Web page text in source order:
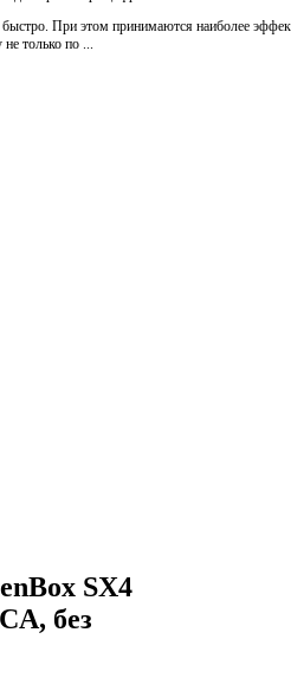
При этом принимаются наиболее
только по ...
SX4
без